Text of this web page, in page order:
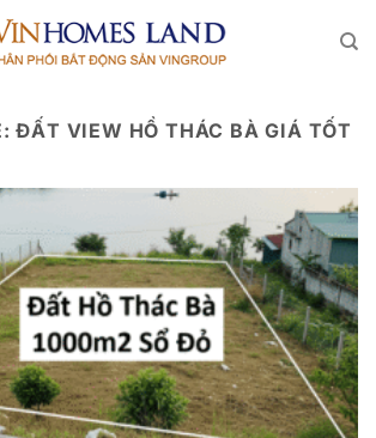
ĐẤT VIEW HỒ THÁC BÀ GIÁ TỐT